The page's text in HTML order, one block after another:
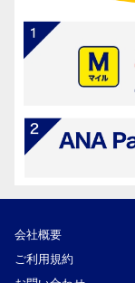
会社概要
ご利用規約